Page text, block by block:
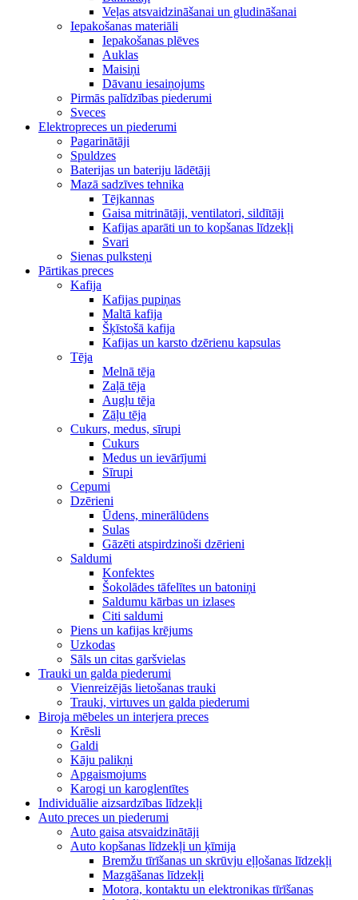
Veļas atsvaidzināšanai un gludināšanai
Iepakošanas materiāli
Iepakošanas plēves
Auklas
Maisiņi
Dāvanu iesaiņojums
Pirmās palīdzības piederumi
Sveces
Elektropreces un piederumi
Pagarinātāji
Spuldzes
Baterijas un bateriju lādētāji
Mazā sadzīves tehnika
Tējkannas
Gaisa mitrinātāji, ventilatori, sildītāji
Kafijas aparāti un to kopšanas līdzekļi
Svari
Sienas pulksteņi
Pārtikas preces
Kafija
Kafijas pupiņas
Maltā kafija
Šķīstošā kafija
Kafijas un karsto dzērienu kapsulas
Tēja
Melnā tēja
Zaļā tēja
Augļu tēja
Zāļu tēja
Cukurs, medus, sīrupi
Cukurs
Medus un ievārījumi
Sīrupi
Cepumi
Dzērieni
Ūdens, minerālūdens
Sulas
Gāzēti atspirdzinoši dzērieni
Saldumi
Konfektes
Šokolādes tāfelītes un batoniņi
Saldumu kārbas un izlases
Citi saldumi
Piens un kafijas krējums
Uzkodas
Sāls un citas garšvielas
Trauki un galda piederumi
Vienreizējās lietošanas trauki
Trauki, virtuves un galda piederumi
Biroja mēbeles un interjera preces
Krēsli
Galdi
Kāju palikņi
Apgaismojums
Karogi un karoglentītes
Individuālie aizsardzības līdzekļi
Auto preces un piederumi
Auto gaisa atsvaidzinātāji
Auto kopšanas līdzekļi un ķīmija
Bremžu tīrīšanas un skrūvju eļļošanas līdzekļi
Mazgāšanas līdzekļi
Motora, kontaktu un elektronikas tīrīšanas